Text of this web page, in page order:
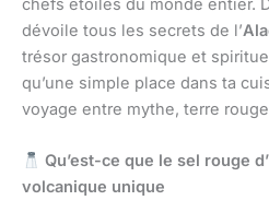
chefs étoilés du monde entier.
dévoile tous les secrets de l’
trésor gastronomique et
qu’une simple place dans ta
voyage entre mythe, terre
Qu’est-ce que le sel rouge
volcanique unique